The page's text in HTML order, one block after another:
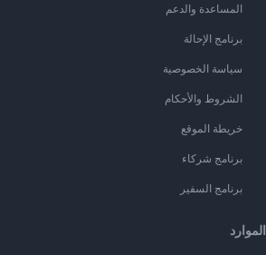
المساعدة والدعم
برنامج الإحالة
سياسة الخصوصية
الشروط والأحكام
خريطة الموقع
برنامج شركاء
برنامج السفير
الموارد